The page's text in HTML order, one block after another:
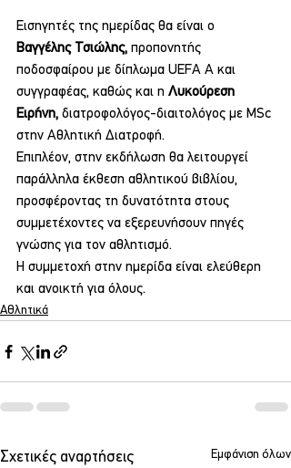
Εισηγητές της ημερίδας θα είναι ο
Βαγγέλης Τσιώλης, προπονητής
ποδοσφαίρου με δίπλωμα UEFA A και
συγγραφέας, καθώς και η Λυκούρεση
Ειρήνη, διατροφολόγος-διαιτολόγος με MSc
στην Αθλητική Διατροφή.
Επιπλέον, στην εκδήλωση θα λειτουργεί
παράλληλα έκθεση αθλητικού βιβλίου,
προσφέροντας τη δυνατότητα στους
συμμετέχοντες να εξερευνήσουν πηγές
γνώσης για τον αθλητισμό.
Η συμμετοχή στην ημερίδα είναι ελεύθερη
και ανοικτή για όλους.
Αθλητικά
Σχετικές αναρτήσεις Εμφάνιση όλων